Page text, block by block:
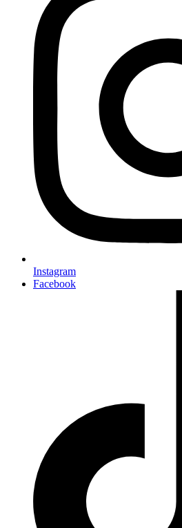
Instagram
Facebook